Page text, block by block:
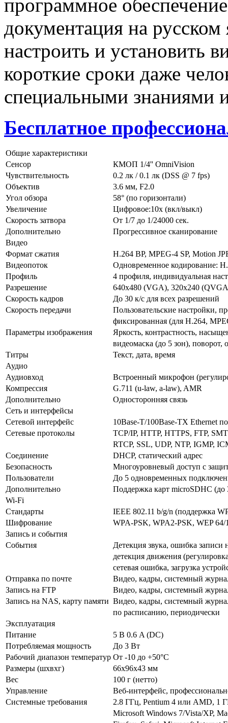
программное
документация на русском
настроить и установить
короткие сроки даже
специальными знаниями
Бесплатное
Общие характеристики
Сенсор
КМОП 1/4'' OmniVision
Чувствительность
0.2 лк / 0.1 лк (DSS @ 7 fps)
Объектив
3.6 мм, F2.0
Угол обзора
58° (по горизонтали)
Увеличение
Цифровое:10х (вкл/выкл)
Скорость затвора
От 1/7 до 1/24000 сек.
Дополнительно
Прогрессивное сканирование
Видео
Формат сжатия
H.264 BP, MPEG-4 SP, Motion
Видеопоток
Одновременное кодирование:
Профиль
4 профиля, индивидуальная
Разрешение
640x480 (VGA), 320x240
Скорость кадров
До 30 к/с для всех разрешений
Скорость передачи
Пользовательские настройки,
фиксированная (для H.264,
Параметры изображения
Яркость, контрастность,
видеомаска (до 5 зон), поворот,
Титры
Текст, дата, время
Аудио
Аудиовход
Встроенный микрофон
Компрессия
G.711 (u-law, a-law), AMR
Дополнительно
Односторонняя связь
Сеть и интерфейсы
Сетевой интерфейс
10Base-T/100Base-TX Ethernet
Сетевые протоколы
TCP/IP, HTTP, HTTPS, FTP,
RTCP, SSL, UDP, NTP, IGMP,
Соединение
DHCP, статический адрес
Безопасность
Многоуровневый доступ с
Пользователи
До 5 одновременных
Дополнительно
Поддержка карт microSDHC (до
Wi-Fi
Стандарты
IEEE 802.11 b/g/n (поддержка
Шифрование
WPA-PSK, WPA2-PSK, WEP 64/
Запись и события
События
Детекция звука, ошибка записи
детекция движения
сетевая ошибка, загрузка
Отправка по почте
Видео, кадры, системный
Запись на FTP
Видео, кадры, системный
Запись на NAS, карту памяти Видео, кадры, системный
по расписанию, периодически
Эксплуатация
Питание
5 В 0.6 A (DC)
Потребляемая мощность
До 3 Вт
Рабочий диапазон температур От -10 до +50°С
Размеры (шхвхг)
66х96х43 мм
Вес
100 г (нетто)
Управление
Веб-интерфейс,
Системные требования
2.8 ГГц, Pentium 4 или AMD, 1
Microsoft Windows 7/Vista/XP,